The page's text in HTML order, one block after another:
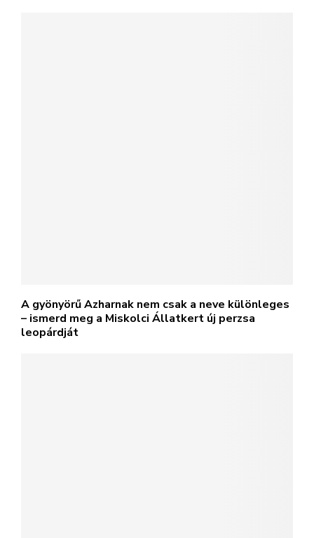
A gyönyörű Azharnak nem csak a neve különleges
– ismerd meg a Miskolci Állatkert új perzsa
leopárdját